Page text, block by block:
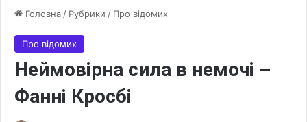
Головна / Рубрики / Про відомих
Про відомих
Неймовірна сила в немочі –
Фанні Кросбі